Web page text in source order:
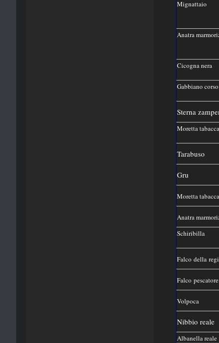
Mignattaio
Anatra
Cicogna nera
Gabbiano corso
Sterna
Moretta
Tarabuso
Gru
Moretta
Anatra
Schiribilla
Falco della
Falco pescatore
Volpoca
Nibbio reale
Albanella reale